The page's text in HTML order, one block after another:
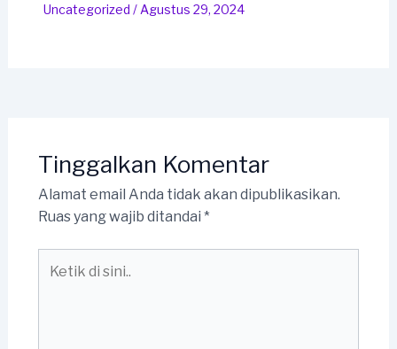
Uncategorized / Agustus 29, 2024
Tinggalkan Komentar
Alamat email Anda tidak akan dipublikasikan.
Ruas yang wajib ditandai *